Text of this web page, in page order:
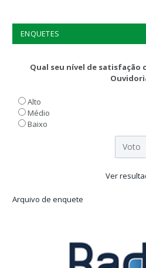
ENQUETES
Qual seu nível de satisfação
Alto
Médio
Baixo
Ver
Arquivo de enquete